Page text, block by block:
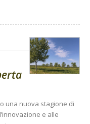
una nuova stagione di
e alle